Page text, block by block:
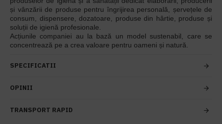
și vânzării de produse pentru îngrijirea personală, șervețele de
consum, dispensere, dozatoare, produse din hârtie, produse și
soluții de igienă profesionale.
Acțiunile companiei au la bază un model sustenabil, care se
concentrează pe a crea valoare pentru oameni și natură.
SPECIFICATII
OPINII
TRANSPORT RAPID